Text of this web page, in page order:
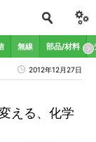
無線 部品/材料
2012年12月27日
える、化学